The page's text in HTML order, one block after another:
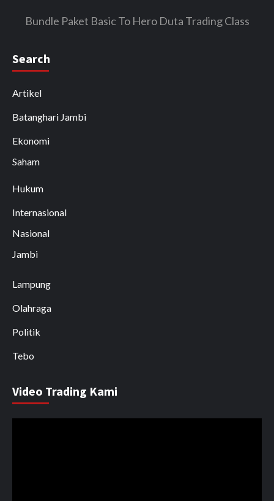
Bundle Paket Basic To Hero Duta Trading Class
Search
Artikel
Batanghari Jambi
Ekonomi
Saham
Hukum
Internasional
Nasional
Jambi
Lampung
Olahraga
Politik
Tebo
Video Trading Kami